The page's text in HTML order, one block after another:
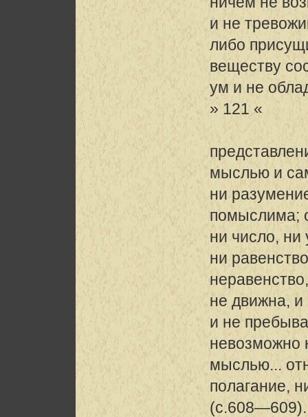
и не
либо
веществу
ум и не
» 121 «
мыслью и
ни
помыслима;
ни число, ни
ни
не движна, и
и не
невозможно
мыслью...
полагание,